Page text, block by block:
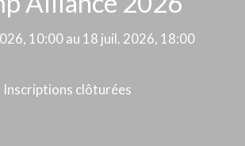
10:00 au 18 juil. 2026, 18:00
Inscriptions clôturées